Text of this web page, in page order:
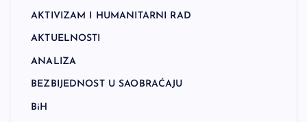
AKTIVIZAM I HUMANITARNI RAD
AKTUELNOSTI
ANALIZA
BEZBIJEDNOST U SAOBRAĆAJU
BiH